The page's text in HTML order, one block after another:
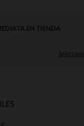
EN TIENDA